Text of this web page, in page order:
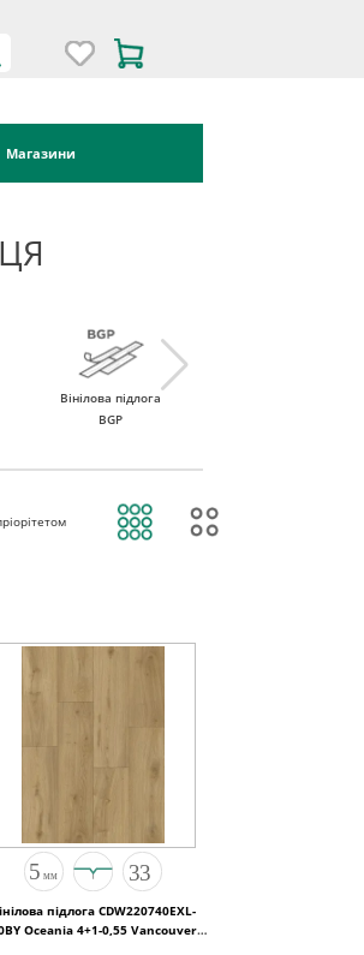
Магазини
Вінілова підлога
BGP
підлога CDW220740EXL-
Oceania 4+1-0,55 Vancouver